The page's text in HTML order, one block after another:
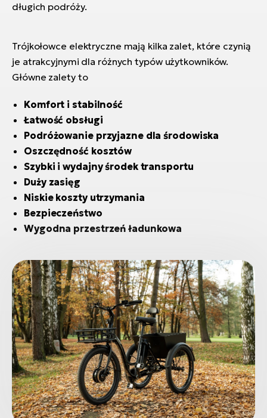
długich podróży.
Trójkołowce elektryczne mają kilka zalet, które czynią
je atrakcyjnymi dla różnych typów użytkowników.
Główne zalety to
Komfort i stabilność
Łatwość obsługi
Podróżowanie przyjazne dla środowiska
Oszczędność kosztów
Szybki i wydajny środek transportu
Duży zasięg
Niskie koszty utrzymania
Bezpieczeństwo
Wygodna przestrzeń ładunkowa